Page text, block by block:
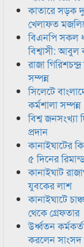
কাতারে সড়ক
খেলাফত
বিএনপি সকল
বিশ্বাসী: আবুল
রাজা
সম্পন্ন
সিলেটে
কর্মশালা সম্পন্ন
বিশ্ব
প্রদান
কানাইঘাটের
৫ দিনের
কানাইঘাট
যুবকের লাশ
কানাইঘাটে
থেকে গ্রেফতার
উর্ধ্বতন
করলেন